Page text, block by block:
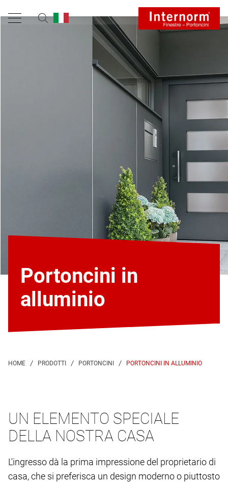
Portoncini in
alluminio
PORTONCINI IN ALLUMINIO
UN ELEMENTO SPECIALE
DELLA NOSTRA CASA
L'ingresso dà la prima impressione del proprietario di
casa, che si preferisca un design moderno o piuttosto